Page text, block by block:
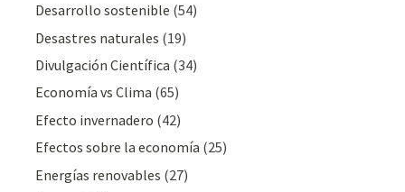
Desarrollo sostenible (54)
Desastres naturales (19)
Divulgación Cientí­fica (34)
Economía vs Clima (65)
Efecto invernadero (42)
Efectos sobre la economía (25)
Energías renovables (27)